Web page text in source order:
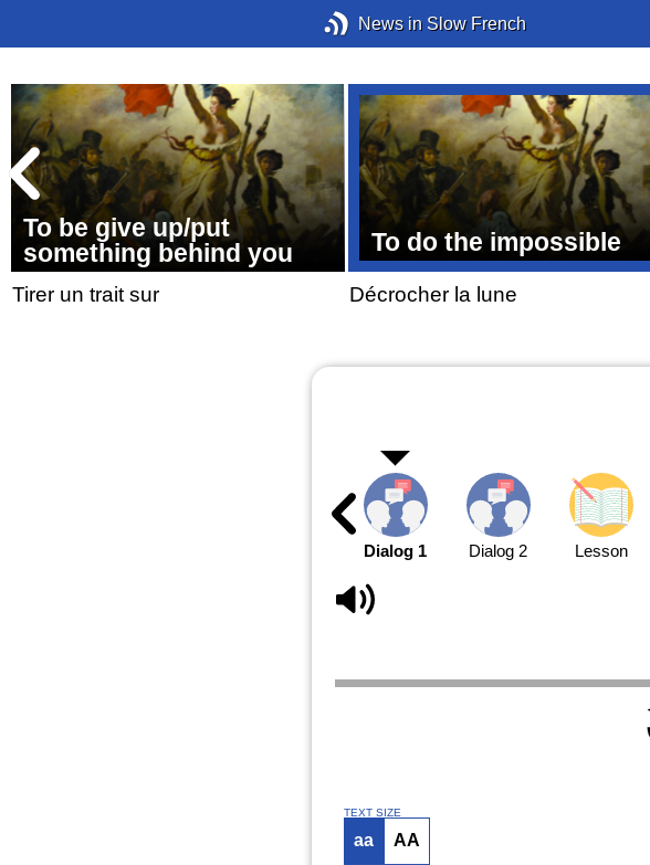
News in Slow French
To be give up/put
something behind you
Tirer un trait sur
To do the impossible
Décrocher la lune
Dialog 1 Dialog 2 Lesson
TEXT SIZE
aa AA